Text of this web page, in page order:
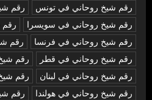
رقم شيخ روحاني في تونس
رقم
رقم شيخ روحاني في سويسرا
رقم شيخ روحاني في فرنسا
رقم
رقم شيخ روحاني في قطر
رقم
رقم شيخ روحاني في لبنان
رقم
رقم شيخ روحاني في هولندا
رقم